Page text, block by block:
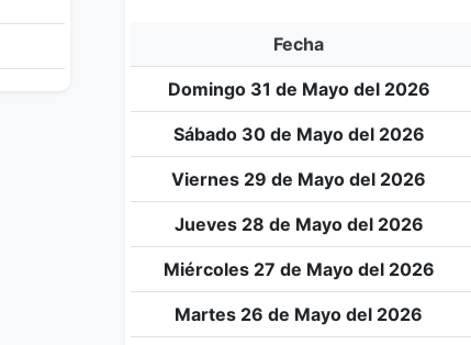
Fecha
Domingo 31 de Mayo del 2026
Sábado 30 de Mayo del 2026
Viernes 29 de Mayo del 2026
Jueves 28 de Mayo del 2026
Miércoles 27 de Mayo del 2026
Martes 26 de Mayo del 2026